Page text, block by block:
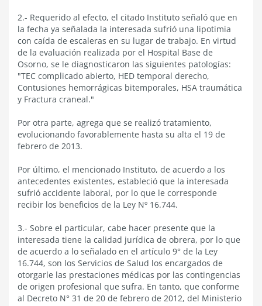
2.- Requerido al efecto, el citado Instituto señaló que en
la fecha ya señalada la interesada sufrió una lipotimia
con caída de escaleras en su lugar de trabajo. En virtud
de la evaluación realizada por el Hospital Base de
Osorno, se le diagnosticaron las siguientes patologías:
"TEC complicado abierto, HED temporal derecho,
Contusiones hemorrágicas bitemporales, HSA traumática
y Fractura craneal."
Por otra parte, agrega que se realizó tratamiento,
evolucionando favorablemente hasta su alta el 19 de
febrero de 2013.
Por último, el mencionado Instituto, de acuerdo a los
antecedentes existentes, estableció que la interesada
sufrió accidente laboral, por lo que le corresponde
recibir los beneficios de la Ley Nº 16.744.
3.- Sobre el particular, cabe hacer presente que la
interesada tiene la calidad jurídica de obrera, por lo que
de acuerdo a lo señalado en el artículo 9° de la Ley
16.744, son los Servicios de Salud los encargados de
otorgarle las prestaciones médicas por las contingencias
de origen profesional que sufra. En tanto, que conforme
al Decreto N° 31 de 20 de febrero de 2012, del Ministerio